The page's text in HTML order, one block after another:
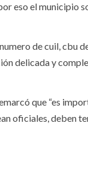
eso el municipio
de cuil, cbu
delicada y
que “es
oficiales, deben